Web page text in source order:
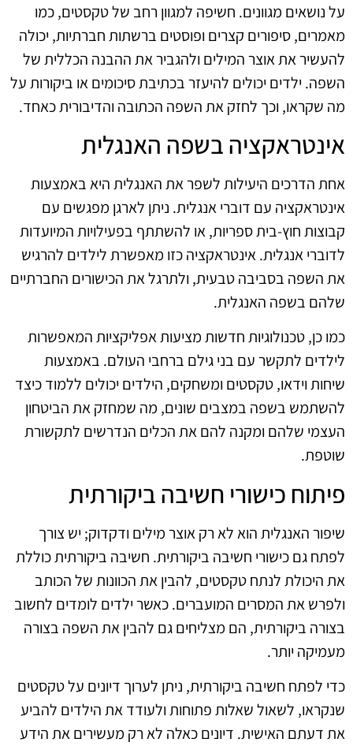
על נושאים מגוונים. חשיפה למגוון רחב של טקסטים, כמו
מאמרים, סיפורים קצרים ופוסטים ברשתות חברתיות, יכולה
להעשיר את אוצר המילים ולהגביר את ההבנה הכללית של
השפה. ילדים יכולים להיעזר בכתיבת סיכומים או ביקורות על
מה שקראו, וכך לחזק את השפה הכתובה והדיבורית כאחד.
אינטראקציה בשפה האנגלית
אחת הדרכים היעילות לשפר את האנגלית היא באמצעות
אינטראקציה עם דוברי אנגלית. ניתן לארגן מפגשים עם
קבוצות חוץ-בית ספריות, או להשתתף בפעילויות המיועדות
לדוברי אנגלית. אינטראקציה כזו מאפשרת לילדים להרגיש
את השפה בסביבה טבעית, ולתרגל את הכישורים החברתיים
שלהם בשפה האנגלית.
כמו כן, טכנולוגיות חדשות מציעות אפליקציות המאפשרות
לילדים לתקשר עם בני גילם ברחבי העולם. באמצעות
שיחות וידאו, טקסטים ומשחקים, הילדים יכולים ללמוד כיצד
להשתמש בשפה במצבים שונים, מה שמחזק את הביטחון
העצמי שלהם ומקנה להם את הכלים הנדרשים לתקשורת
שוטפת.
פיתוח כישורי חשיבה ביקורתית
שיפור האנגלית הוא לא רק אוצר מילים ודקדוק; יש צורך
לפתח גם כישורי חשיבה ביקורתית. חשיבה ביקורתית כוללת
את היכולת לנתח טקסטים, להבין את הכוונות של הכותב
ולפרש את המסרים המועברים. כאשר ילדים לומדים לחשוב
בצורה ביקורתית, הם מצליחים גם להבין את השפה בצורה
מעמיקה יותר.
כדי לפתח חשיבה ביקורתית, ניתן לערוך דיונים על טקסטים
שנקראו, לשאול שאלות פתוחות ולעודד את הילדים להביע
את דעתם האישית. דיונים כאלה לא רק מעשירים את הידע